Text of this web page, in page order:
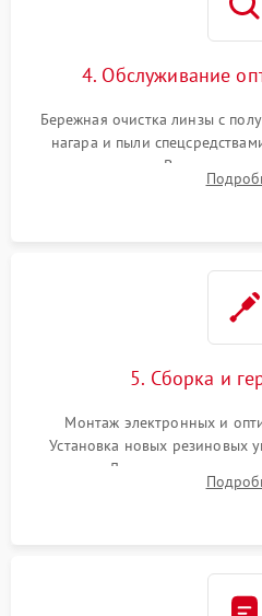
4. Обслуживание
Бережная очистка линзы с
нагара и пыли
замена стекла.
резьбовых элементов в
5. Сборка и
Монтаж электронных и
Установка новых резиновых
герметика. Для закрытых
заполнение инертным газом